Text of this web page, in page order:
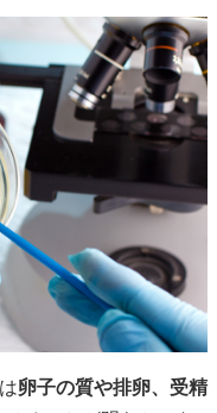
卵子の質や排卵、受精